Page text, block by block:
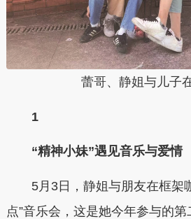
蕾哥、静姐与儿子
1
“精神小妹”遇见音乐与爱情
5月3日，静姐与朋友在框架
点”音乐会，这是她今年参与的